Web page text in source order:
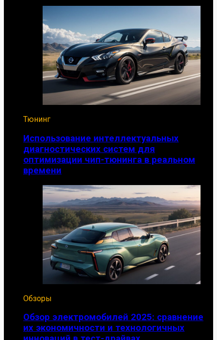
Тюнинг
Использование интеллектуальных
диагностических систем для
оптимизации чип-тюнинга в реальном
времени
Обзоры
Обзор электромобилей 2025: сравнение
их экономичности и технологичных